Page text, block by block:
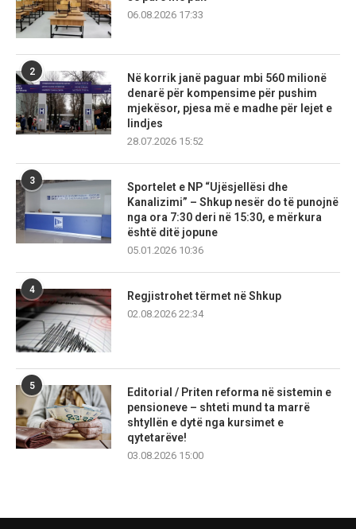
06.08.2026 17:33
2
Në korrik janë paguar mbi 560 milionë
denarë për kompensime për pushim
mjekësor, pjesa më e madhe për lejet e
lindjes
28.07.2026 15:52
3
Sportelet e NP “Ujësjellësi dhe
Kanalizimi” – Shkup nesër do të punojnë
nga ora 7:30 deri në 15:30, e mërkura
është ditë jopune
05.01.2026 10:36
4
Regjistrohet tërmet në Shkup
02.08.2026 22:34
5
Editorial / Priten reforma në sistemin e
pensioneve – shteti mund ta marrë
shtyllën e dytë nga kursimet e
qytetarëve!
03.08.2026 15:00